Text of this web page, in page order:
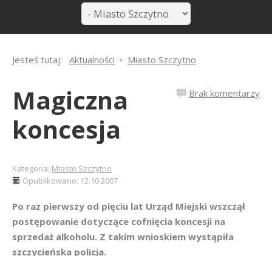
Jesteś tutaj: Aktualności Miasto Szczytno
Brak komentarzy
Magiczna
koncesja
Kategoria: Miasto Szczytno
Opublikowano: 12.10.2007
Po raz pierwszy od pięciu lat Urząd Miejski wszczął
postępowanie dotyczące cofnięcia koncesji na
sprzedaż alkoholu. Z takim wnioskiem wystąpiła
szczycieńska policja.